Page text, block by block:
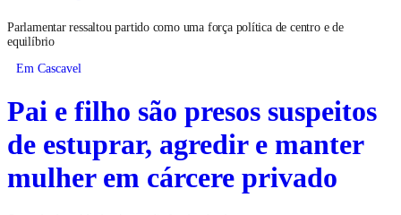
Parlamentar ressaltou partido como uma força política de centro e de
equilíbrio
Em Cascavel
Pai e filho são presos suspeitos
de estuprar, agredir e manter
mulher em cárcere privado